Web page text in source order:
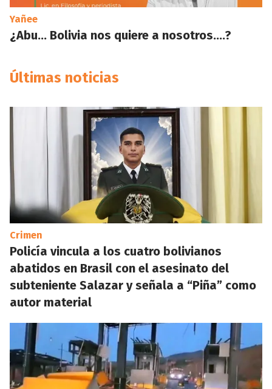
Yañee
¿Abu… Bolivia nos quiere a nosotros….?
Últimas noticias
Crimen
Policía vincula a los cuatro bolivianos
abatidos en Brasil con el asesinato del
subteniente Salazar y señala a “Piña” como
autor material